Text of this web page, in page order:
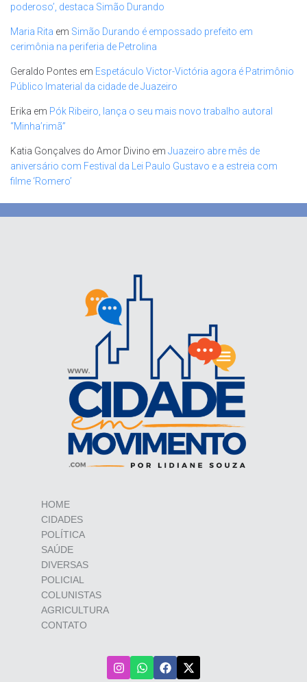
poderoso’, destaca Simão Durando
Maria Rita em Simão Durando é empossado prefeito em
cerimônia na periferia de Petrolina
Geraldo Pontes em Espetáculo Victor-Victória agora é Patrimônio
Público Imaterial da cidade de Juazeiro
Erika em Pók Ribeiro, lança o seu mais novo trabalho autoral
“Minha’rimã”
Katia Gonçalves do Amor Divino em Juazeiro abre mês de
aniversário com Festival da Lei Paulo Gustavo e a estreia com
filme ‘Romero’
HOME
CIDADES
POLÍTICA
SAÚDE
DIVERSAS
POLICIAL
COLUNISTAS
AGRICULTURA
CONTATO